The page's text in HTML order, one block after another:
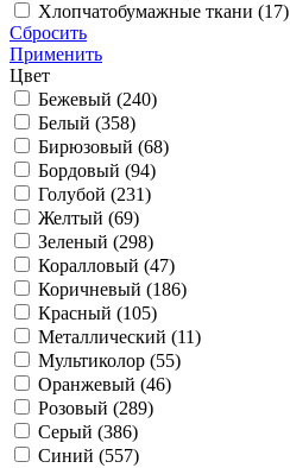
Хлопчатобумажные ткани (17)
Сбросить
Применить
Цвет
Бежевый (240)
Белый (358)
Бирюзовый (68)
Бордовый (94)
Голубой (231)
Желтый (69)
Зеленый (298)
Коралловый (47)
Коричневый (186)
Красный (105)
Металлический (11)
Мультиколор (55)
Оранжевый (46)
Розовый (289)
Серый (386)
Синий (557)